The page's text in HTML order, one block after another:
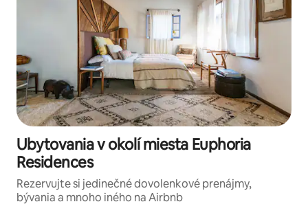
Ubytovania v okolí miesta Euphoria
Residences
Rezervujte si jedinečné dovolenkové prenájmy,
bývania a mnoho iného na Airbnb